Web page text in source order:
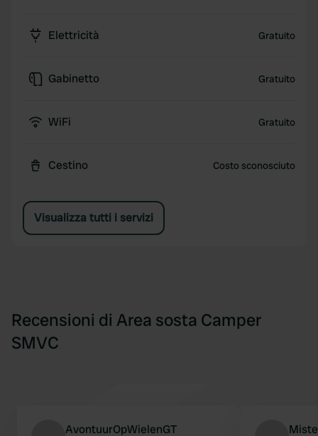
Elettricità Gratuito
Gabinetto Gratuito
WiFi Gratuito
Cestino Costo sconosciuto
Visualizza tutti i servizi
Recensioni di Area sosta Camper
SMVC
AvontuurOpWielenGT